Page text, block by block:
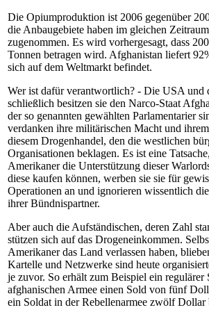
Die Opiumproduktion ist 2006 gegenüber
die Anbaugebiete haben im gleichen
zugenommen. Es wird vorhergesagt, dass
Tonnen betragen wird. Afghanistan liefert
sich auf dem Weltmarkt befindet.
Wer ist dafür verantwortlich? - Die USA und
schließlich besitzen sie den Narco-Staat
der so genannten gewählten Parlamentarier
verdanken ihre militärischen Macht und
diesem Drogenhandel, den die westlichen
Organisationen beklagen. Es ist eine
Amerikaner die Unterstützung dieser
diese kaufen können, werben sie sie für
Operationen an und ignorieren wissentlich
ihrer Bündnispartner.
Aber auch die Aufständischen, deren Zahl
stützen sich auf das Drogeneinkommen.
Amerikaner das Land verlassen haben,
Kartelle und Netzwerke sind heute
je zuvor. So erhält zum Beispiel ein regulärer
afghanischen Armee einen Sold von fünf
ein Soldat in der Rebellenarmee zwölf Dollar